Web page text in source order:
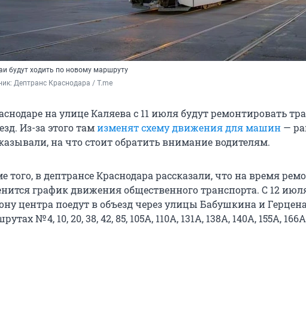
будут ходить по новому маршруту
Дептранс Краснодара / T.me
на улице Каляева с 11 июля будут ремонтировать
Из-за этого тамизменят схему движения для машин —
на что стоит обратить внимание водителям.
того, в дептрансе Краснодара рассказали, что на время
график движения общественного транспорта. С 12
центра поедут в объезд через улицы Бабушкина и
№ 4, 10, 20, 38, 42, 85, 105А, 110А, 131А, 138А, 140А, 155А,